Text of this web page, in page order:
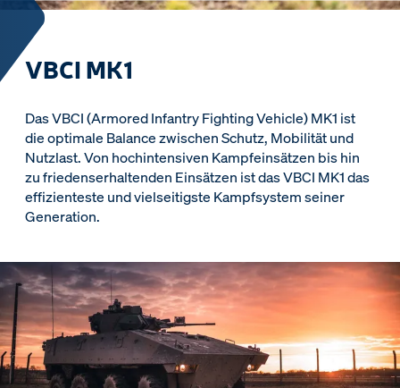
VBCI MK1
Das VBCI (Armored Infantry Fighting Vehicle) MK1 ist
die optimale Balance zwischen Schutz, Mobilität und
Nutzlast. Von hochintensiven Kampfeinsätzen bis hin
zu friedenserhaltenden Einsätzen ist das VBCI MK1 das
effizienteste und vielseitigste Kampfsystem seiner
Generation.